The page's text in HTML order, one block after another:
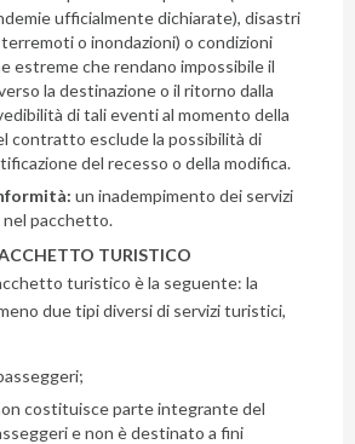
ufficialmente dichiarate), disastri
o inondazioni) o condizioni
estreme che rendano impossibile il
la destinazione o il ritorno dalla
di tali eventi al momento della
contratto esclude la possibilità di
del recesso o della modifica.
un inadempimento dei servizi
pacchetto.
TURISTICO
turistico è la seguente: la
due tipi diversi di servizi turistici,
costituisce parte integrante del
e non è destinato a fini